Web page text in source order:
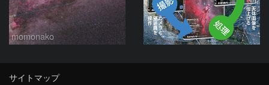
momonako
サイトマップ